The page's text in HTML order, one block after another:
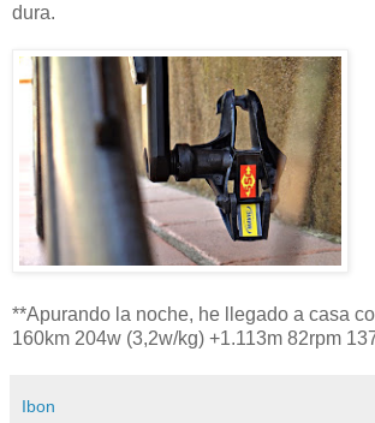
dura.
**Apurando la noche, he llegado a casa
160km 204w (3,2w/kg) +1.113m 82rpm
Ibon